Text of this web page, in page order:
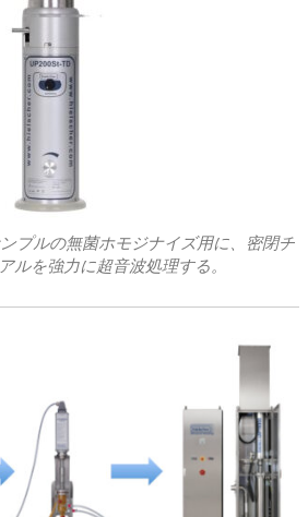
プルの無菌ホモジナイズ用に、密閉チ
ルを強力に超音波処理する。